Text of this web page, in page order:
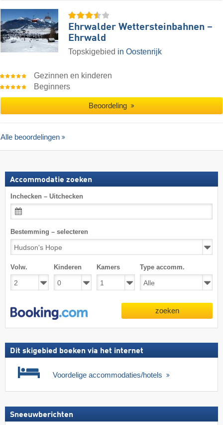
Ehrwalder Wettersteinbahnen –
Ehrwald
Topskigebied in Oostenrijk
Gezinnen en kinderen
Beginners
Beoordeling
Alle beoordelingen
Accommodatie zoeken
Inchecken – Uitchecken
Bestemming – selecteren
Volw. Kinderen Kamers Type accomm.
zoeken
Dit skigebied boeken via het internet
Voordelige accommodaties/hotels
Sneeuwberichten